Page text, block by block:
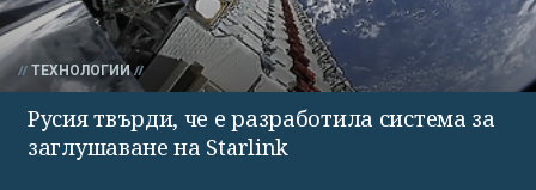
ТЕХНОЛОГИИ
Русия твърди, че е разработила система за
заглушаване на Starlink